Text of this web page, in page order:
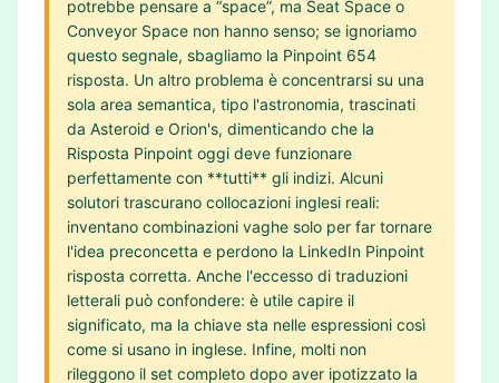
potrebbe pensare a “space”, ma Seat Space o
Conveyor Space non hanno senso; se ignoriamo
questo segnale, sbagliamo la Pinpoint 654
risposta. Un altro problema è concentrarsi su una
sola area semantica, tipo l'astronomia, trascinati
da Asteroid e Orion's, dimenticando che la
Risposta Pinpoint oggi deve funzionare
perfettamente con **tutti** gli indizi. Alcuni
solutori trascurano collocazioni inglesi reali:
inventano combinazioni vaghe solo per far tornare
l'idea preconcetta e perdono la LinkedIn Pinpoint
risposta corretta. Anche l'eccesso di traduzioni
letterali può confondere: è utile capire il
significato, ma la chiave sta nelle espressioni così
come si usano in inglese. Infine, molti non
rileggono il set completo dopo aver ipotizzato la